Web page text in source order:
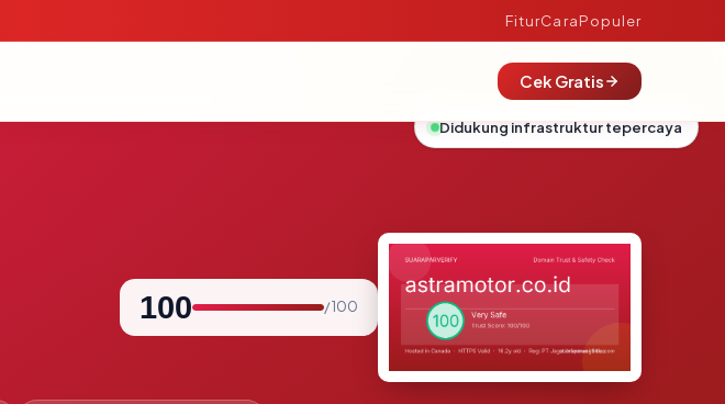
FiturCaraPopuler
Cek Gratis
100 / 100
Didukung infrastruktur tepercaya